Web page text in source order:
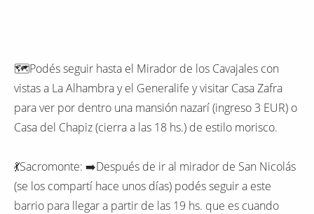
🗺Podés seguir hasta el Mirador de los Cavajales con
vistas a La Alhambra y el Generalife y visitar Casa Zafra
para ver por dentro una mansión nazarí (ingreso 3 EUR) o
Casa del Chapiz (cierra a las 18 hs.) de estilo morisco.
💃Sacromonte: ➡️Después de ir al mirador de San Nicolás
(se los compartí hace unos días) podés seguir a este
barrio para llegar a partir de las 19 hs. que es cuando